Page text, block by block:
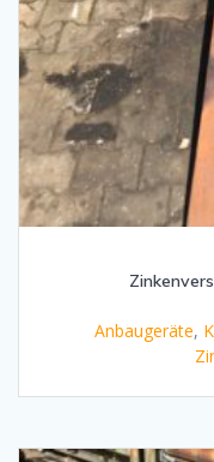
Anbaugeräte,